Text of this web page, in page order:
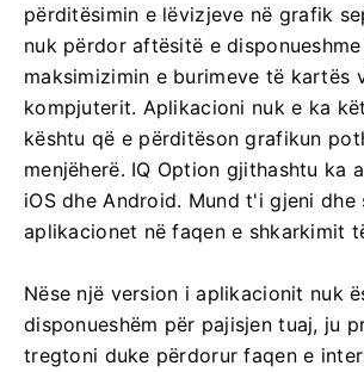
përditësimin e lëvizjeve në grafik
nuk përdor aftësitë e
maksimizimin e burimeve të kartës
kompjuterit. Aplikacioni nuk e ka
kështu që e përditëson grafikun
menjëherë. IQ Option gjithashtu ka
iOS dhe Android. Mund t'i gjeni dhe
aplikacionet në faqen e shkarkimit
Nëse një version i aplikacionit nuk
disponueshëm për pajisjen tuaj, ju
tregtoni duke përdorur faqen e